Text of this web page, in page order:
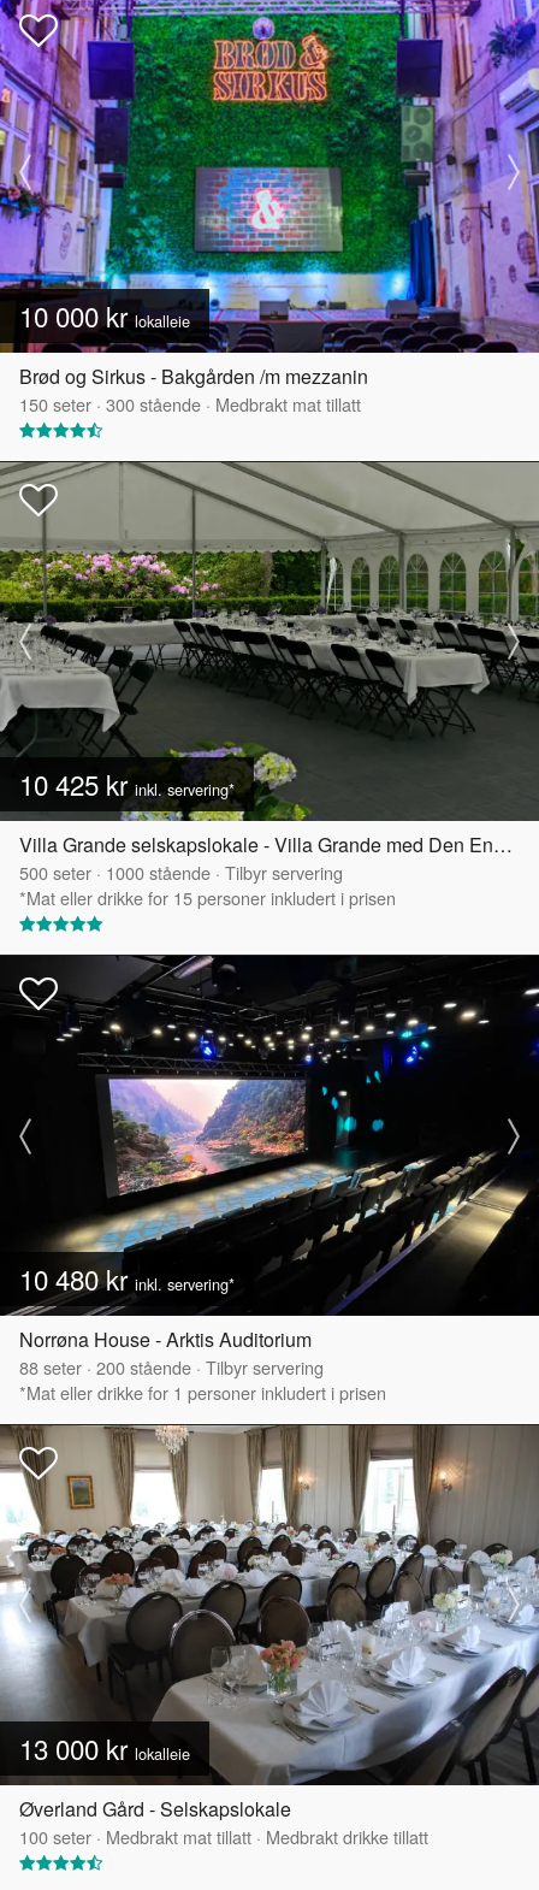
10 000 kr lokalleie
Brød og Sirkus - Bakgården /m mezzanin
150seter · 300stående · Medbrakt mat tillatt
10 425 krinkl. servering*
Villa Grande selskapslokale - Villa Grande med Den Engelske Hagen
500seter · 1000stående · Tilbyr servering
*Mat eller drikke for 15 personer inkludert i prisen
10 480 kr inkl. servering*
Norrøna House - Arktis Auditorium
88seter · 200stående · Tilbyr servering
*Mat eller drikke for 1 personer inkludert i prisen
13 000 kr lokalleie
Øverland Gård - Selskapslokale
100seter · Medbrakt mat tillatt · Medbrakt drikke tillatt